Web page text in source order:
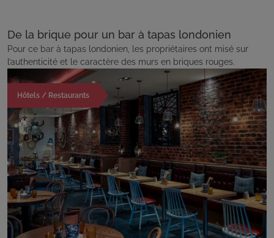
De la brique pour un bar à tapas londonien
Pour ce bar à tapas londonien, les propriétaires ont misé sur
l’authenticité et le caractère des murs en briques rouges.
Hôtels / Restaurants